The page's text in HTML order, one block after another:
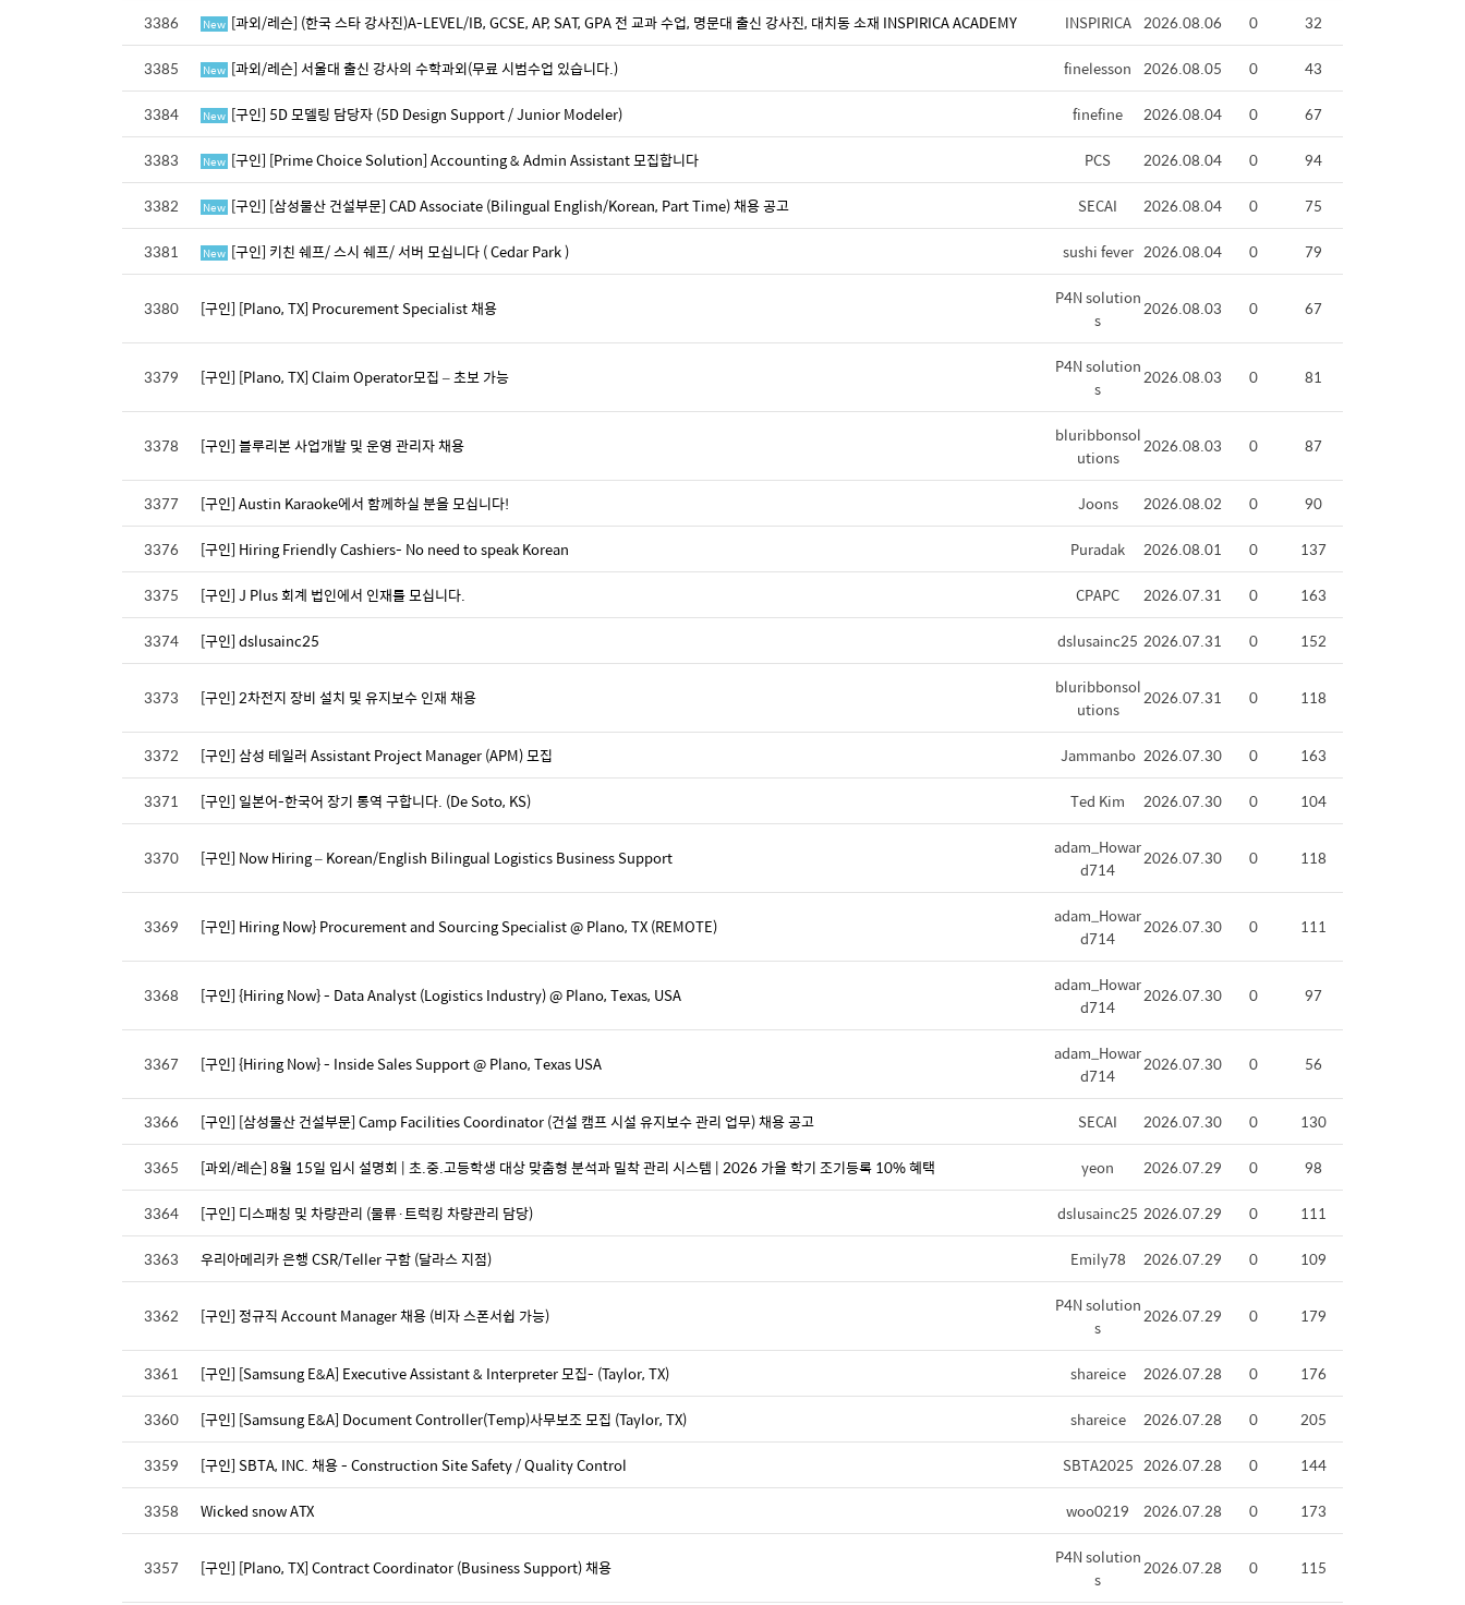
3386 New [과외/레슨] (한국 스타 강사진)A-LEVEL/IB, GCSE, AP, SAT, GPA 전 교과 수업, 명문대 출신 강사진, 대치동 소재 INSPIRICA ACADEMY INSPIRICA 2026.08.06 0
32
3385
New [과외/레슨] 서울대 출신 강사의 수학과외(무료 시범수업 있습니다.) finelesson 2026.08.05 0
43
3384
New [구인] 5D 모델링 담당자 (5D Design Support / Junior Modeler) finefine 2026.08.04 0
67
3383
New [구인] [Prime Choice Solution] Accounting & Admin Assistant 모집합니다 PCS 2026.08.04 0
94
3382
New [구인] [삼성물산 건설부문] CAD Associate (Bilingual English/Korean, Part Time) 채용 공고 SECAI 2026.08.04 0
75
3381
New [구인] 키친 쉐프/ 스시 쉐프/ 서버 모십니다 ( Cedar Park ) sushi fever 2026.08.04 0 79
3380 [구인] [Plano, TX] Procurement Specialist 채용
P4N solution
s
2026.08.03 0 67
3379 [구인] [Plano, TX] Claim Operator모집 – 초보 가능
P4N solution
s
2026.08.03 0 81
3378 [구인] 블루리본 사업개발 및 운영 관리자 채용
bluribbonsol
utions
2026.08.03 0 87
3377 [구인] Austin Karaoke에서 함께하실 분을 모십니다! Joons 2026.08.02 0
90
3376
[구인] Hiring Friendly Cashiers- No need to speak Korean Puradak 2026.08.01 0
137
3375
[구인] J Plus 회계 법인에서 인재를 모십니다. CPAPC 2026.07.31 0
163
3374
[구인] dslusainc25 dslusainc25 2026.07.31 0 152
3373 [구인] 2차전지 장비 설치 및 유지보수 인재 채용
bluribbonsol
utions
2026.07.31 0 118
3372 [구인] 삼성 테일러 Assistant Project Manager (APM) 모집 Jammanbo 2026.07.30 0
163
3371
[구인] 일본어-한국어 장기 통역 구합니다. (De Soto, KS) Ted Kim 2026.07.30 0 104
3370 [구인] Now Hiring – Korean/English Bilingual Logistics Business Support
adam_Howar
d714
2026.07.30 0 118
3369 [구인] Hiring Now} Procurement and Sourcing Specialist @ Plano, TX (REMOTE)
adam_Howar
d714
2026.07.30 0 111
3368 [구인] {Hiring Now} - Data Analyst (Logistics Industry) @ Plano, Texas, USA
adam_Howar
d714
2026.07.30 0 97
3367 [구인] {Hiring Now} - Inside Sales Support @ Plano, Texas USA
adam_Howar
d714
2026.07.30 0 56
3366 [구인] [삼성물산 건설부문] Camp Facilities Coordinator (건설 캠프 시설 유지보수 관리 업무) 채용 공고 SECAI 2026.07.30 0
130
3365
[과외/레슨] 8월 15일 입시 설명회 | 초.중.고등학생 대상 맞춤형 분석과 밀착 관리 시스템 | 2026 가을 학기 조기등록 10% 혜택 yeon 2026.07.29 0
98
3364
[구인] 디스패칭 및 차량관리 (물류·트럭킹 차량관리 담당) dslusainc25 2026.07.29 0
111
3363
우리아메리카 은행 CSR/Teller 구함 (달라스 지점) Emily78 2026.07.29 0 109
3362 [구인] 정규직 Account Manager 채용 (비자 스폰서쉽 가능)
P4N solution
s
2026.07.29 0 179
3361 [구인] [Samsung E&A] Executive Assistant & Interpreter 모집- (Taylor, TX) shareice 2026.07.28 0
176
3360
[구인] [Samsung E&A] Document Controller(Temp)사무보조 모집 (Taylor, TX) shareice 2026.07.28 0
205
3359
[구인] SBTA, INC. 채용 - Construction Site Safety / Quality Control SBTA2025 2026.07.28 0
144
3358
Wicked snow ATX woo0219 2026.07.28 0 173
3357 [구인] [Plano, TX] Contract Coordinator (Business Support) 채용
P4N solution
s
2026.07.28 0 115